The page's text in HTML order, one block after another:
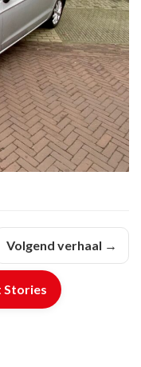
Stories
Volgend verhaal →